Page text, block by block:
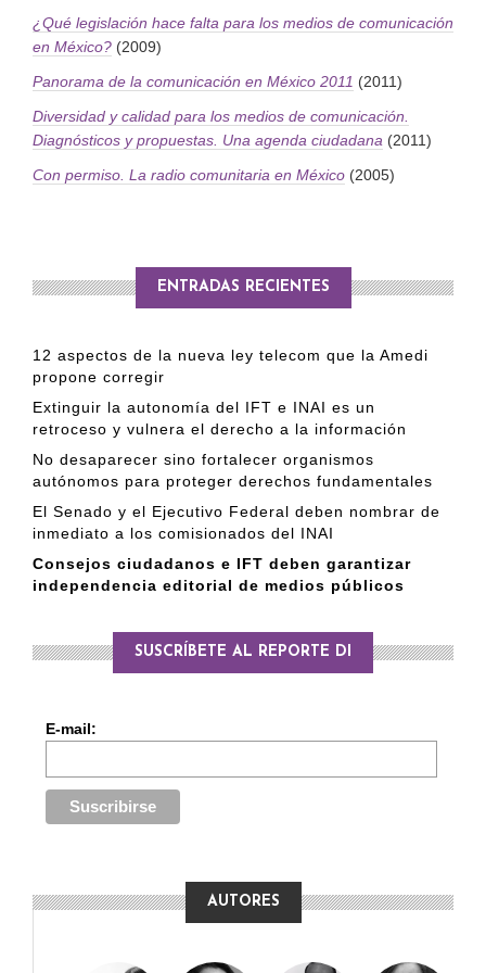
PUBLICADO EL 5 ENERO, 2023
¿Qué legislación hace falta para los medios de comunicación
en México? (2009)
Panorama de la comunicación en México 2011 (2011)
Diversidad y calidad para los medios de comunicación.
Diagnósticos y propuestas. Una agenda ciudadana (2011)
Con permiso. La radio comunitaria en México (2005)
ENTRADAS RECIENTES
12 aspectos de la nueva ley telecom que la Amedi
propone corregir
Extinguir la autonomía del IFT e INAI es un
retroceso y vulnera el derecho a la información
No desaparecer sino fortalecer organismos
autónomos para proteger derechos fundamentales
El Senado y el Ejecutivo Federal deben nombrar de
inmediato a los comisionados del INAI
Consejos ciudadanos e IFT deben garantizar
independencia editorial de medios públicos
SUSCRÍBETE AL REPORTE DI
E-mail:
AUTORES